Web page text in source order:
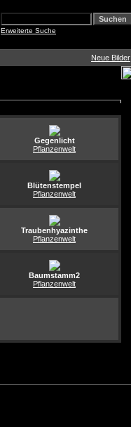
Erweiterte Suche
Neue Bilder
Gegenlicht
Pflanzenwelt
Blütenstempel
Pflanzenwelt
Traubenhyazinthe
Pflanzenwelt
Baumstamm2
Pflanzenwelt